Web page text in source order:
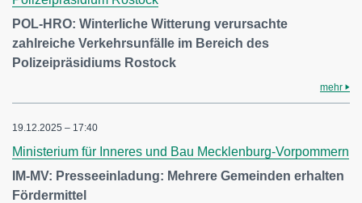
POL-HRO: Winterliche Witterung verursachte
zahlreiche Verkehrsunfälle im Bereich des
Polizeipräsidiums Rostock
mehr
19.12.2025 – 17:40
Ministerium für Inneres und Bau Mecklenburg-Vorpommern
IM-MV: Presseeinladung: Mehrere Gemeinden erhalten
Fördermittel